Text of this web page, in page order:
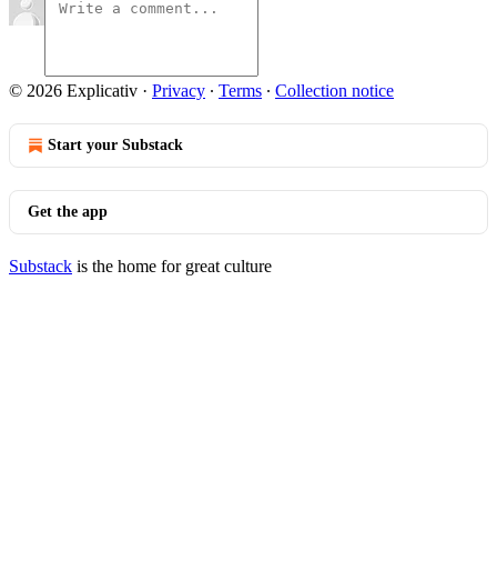
© 2026 Explicativ · Privacy ∙ Terms ∙ Collection notice
Start your Substack
Get the app
Substack is the home for great culture